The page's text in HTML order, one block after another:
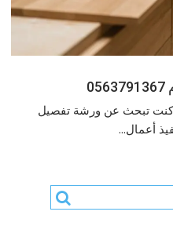
كنت تبحث عن ورشة تفصيل
أعمال...